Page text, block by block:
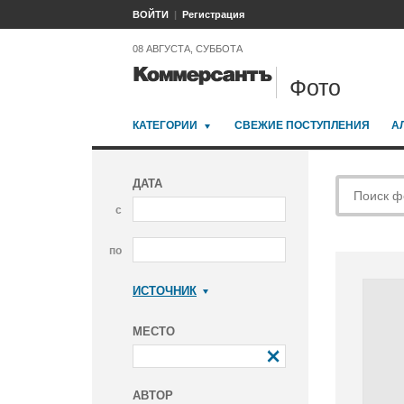
ВОЙТИ Регистрация
08 АВГУСТА, СУББОТА
Фото
КАТЕГОРИИ СВЕЖИЕ ПОСТУПЛЕНИЯ
ДАТА
с
по
ИСТОЧНИК
МЕСТО
АВТОР